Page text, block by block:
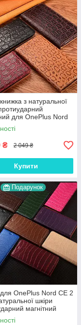
з натуральної
для OnePlus Nord
"JACOSA"
₴ 2 049 ₴
Купити
Подарунок
OnePlus Nord CE 2
шкіри
магнітний
підставкою "LUXOR"